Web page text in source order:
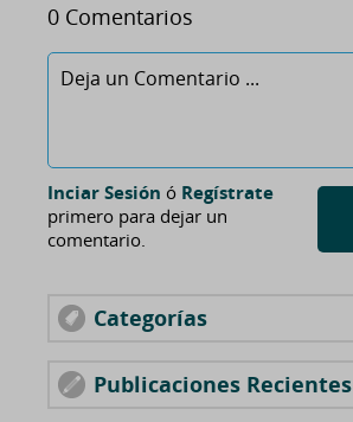
0 Comentarios
Inciar Sesión ó Regístrate
primero para dejar un
comentario.
Categorías
Publicaciones Recientes